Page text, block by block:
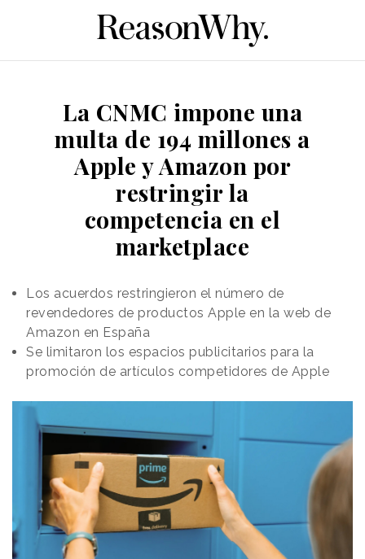
La CNMC impone una
multa de 194 millones a
Apple y Amazon por
restringir la
competencia en el
marketplace
Los acuerdos restringieron el número de
revendedores de productos Apple en la web de
Amazon en España
Se limitaron los espacios publicitarios para la
promoción de artículos competidores de Apple